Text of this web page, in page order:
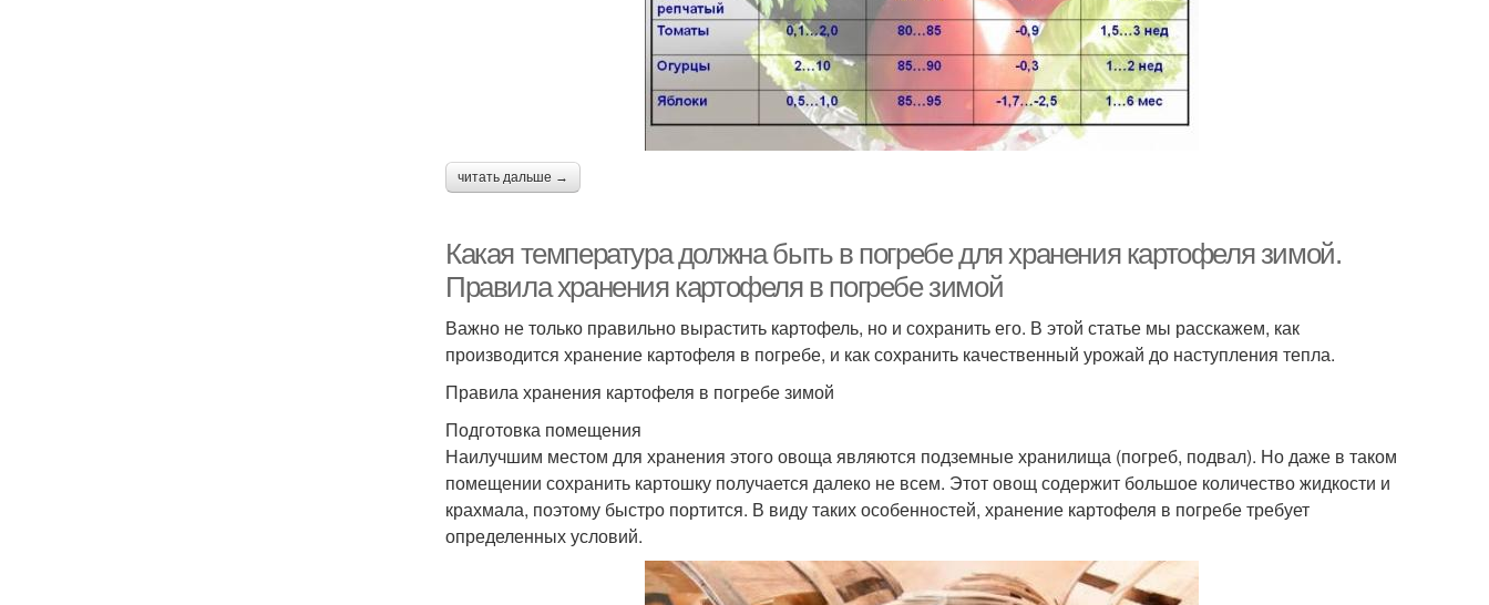
читать дальше →
Какая температура должна быть в погребе для хранения картофеля зимой.
Правила хранения картофеля в погребе зимой
Важно не только правильно вырастить картофель, но и сохранить его. В этой статье мы расскажем, как
производится хранение картофеля в погребе, и как сохранить качественный урожай до наступления тепла.
Правила хранения картофеля в погребе зимой
Подготовка помещения
Наилучшим местом для хранения этого овоща являются подземные хранилища (погреб, подвал). Но даже в таком
помещении сохранить картошку получается далеко не всем. Этот овощ содержит большое количество жидкости и
крахмала, поэтому быстро портится. В виду таких особенностей, хранение картофеля в погребе требует
определенных условий.